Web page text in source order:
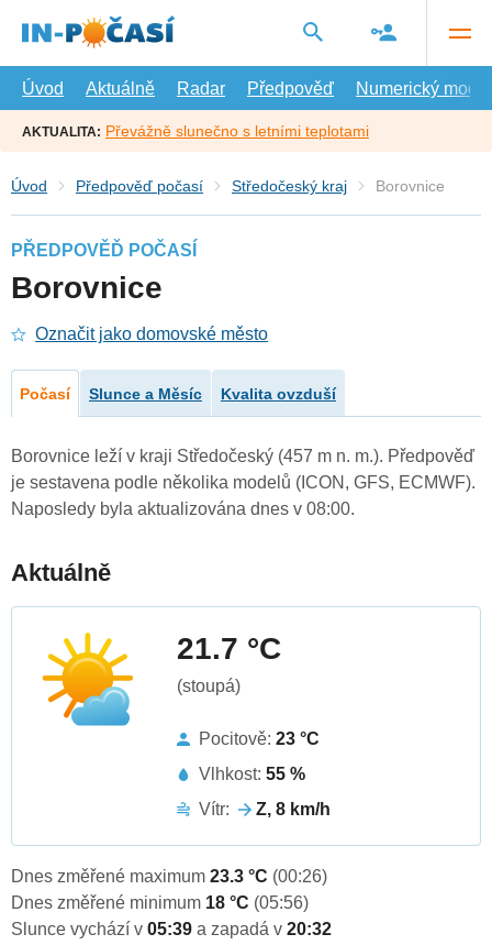
hlavní
Úvod
Aktuálně Radar Předpověď Numerický model
AKTUALITA: Převážně slunečno s letními teplotami
Úvod Předpověď počasí Středočeský kraj Borovnice
PŘEDPOVĚĎ POČASÍ
Borovnice
Označit jako domovské město
Počasí Slunce a Měsíc Kvalita ovzduší
Borovnice leží v kraji Středočeský (457 m n. m.). Předpověď
je sestavena podle několika modelů (ICON, GFS, ECMWF).
Naposledy byla aktualizována dnes v 08:00.
Aktuálně
21.7 °C
(stoupá)
Pocitově: 23 °C
Vlhkost: 55 %
Vítr:
Z, 8 km/h
Dnes změřené maximum 23.3 °C (00:26)
Dnes změřené minimum 18 °C (05:56)
Slunce vychází v 05:39 a zapadá v 20:32